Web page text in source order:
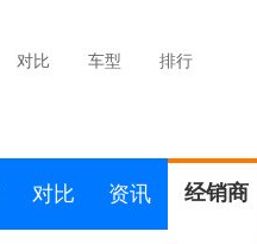
对比 车型 排行
对比 资讯 经销商